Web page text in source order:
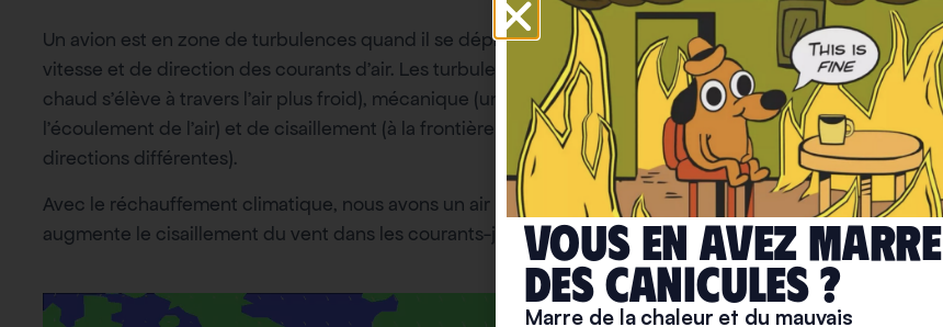
Un avion est en zone de turbulences quand il se déplace violemment en raison des changements de
vitesse et de direction des courants d’air. Les turbulences ont trois causes principales : thermique (l’air
chaud s’élève à travers l’air plus froid), mécanique (une montagne ou une structure artificielle perturbe
l’écoulement de l’air) et de cisaillement (à la frontière de deux poches d’air se déplaçant dans des
directions différentes).
Avec le réchauffement climatique, nous avons un air plus chaud dû aux émissions de CO2, ce qui
augmente le cisaillement du vent dans les courants-jets.Vous en avez marre
deS caniculeS ?
Marre de la chaleur et du mauvais